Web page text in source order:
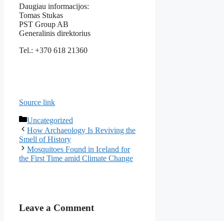
Daugiau informacijos:
Tomas Stukas
PST Group AB
Generalinis direktorius
Tel.: +370 618 21360
Source link
Categories
Uncategorized
How Archaeology Is Reviving the
Smell of History
Mosquitoes Found in Iceland for
the First Time amid Climate Change
Leave a Comment